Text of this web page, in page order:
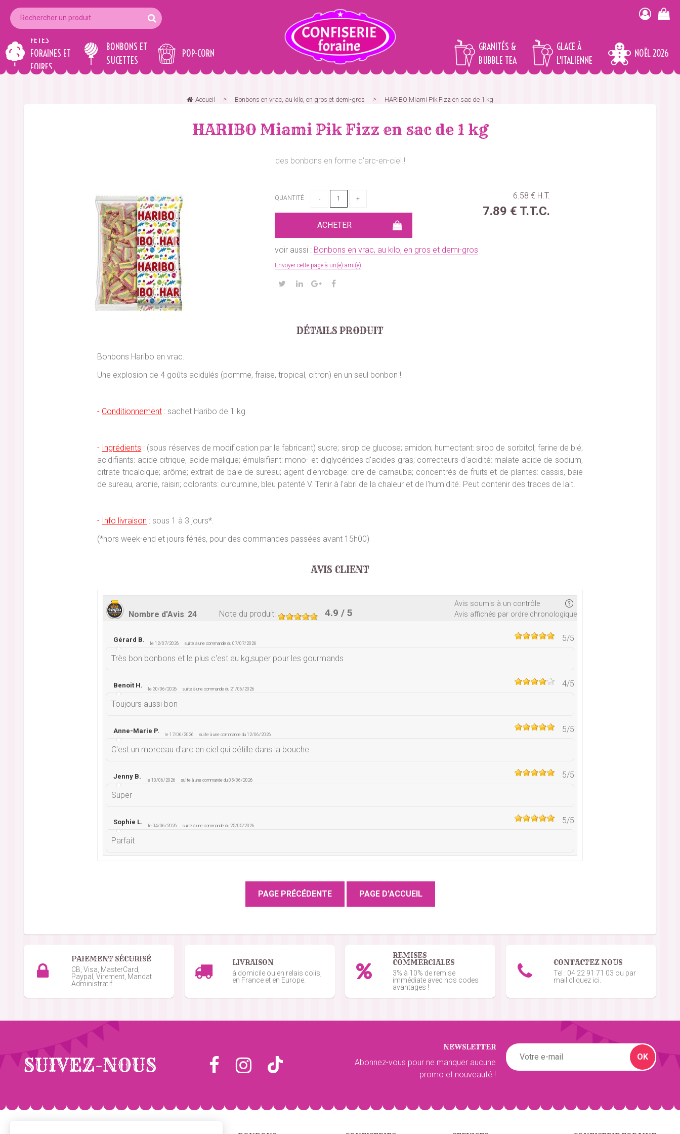
FÊTES
FORAINES ET
FOIRES
BONBONS ET
SUCETTES
POP-CORN
GRANITÉS &
BUBBLE TEA
GLACE À
L'ITALIENNE
NOËL 2026
Accueil Bonbons en vrac, au kilo, en gros et demi-gros HARIBO Miami Pik Fizz en sac de 1 kg
HARIBO Miami Pik Fizz en sac de 1 kg
des bonbons en forme d'arc-en-ciel !
6 .58 € H.T.
7.89 € T.T.C.
QUANTITÉ
voir aussi : Bonbons en vrac, au kilo, en gros et demi-gros
Envoyer cette page à un(e) ami(e)
DÉTAILS PRODUIT
Bonbons Haribo en vrac.
Une explosion de 4 goûts acidulés (pomme, fraise, tropical, citron) en un seul bonbon !
- Conditionnement : sachet Haribo de 1 kg
- Ingrédients : (sous réserves de modification par le fabricant) sucre; sirop de glucose; amidon; humectant: sirop de sorbitol; farine de blé;
acidifiants: acide citrique, acide malique; émulsifiant: mono- et diglycérides d'acides gras; correcteurs d'acidité: malate acide de sodium,
citrate tricalcique; arôme; extrait de baie de sureau; agent d'enrobage: cire de carnauba; concentrés de fruits et de plantes: cassis, baie
de sureau, aronie, raisin; colorants: curcumine, bleu patenté V. Tenir à l'abri de la chaleur et de l'humidité. Peut contenir des traces de lait.
- Info livraison : sous 1 à 3 jours*.
(*hors week-end et jours fériés, pour des commandes passées avant 15h00)
AVIS CLIENT
Avis soumis à un contrôle
Avis affichés par ordre chronologique
Nombre d'Avis: 24 Note du produit: 4.9 / 5
Gérard B. le 12/07/2026 suite à une commande du 07/07/2026
5/5
Très bon bonbons et le plus c'est au kg,super pour les gourmands
Benoit H. le 30/06/2026 suite à une commande du 21/06/2026
4/5
Toujours aussi bon
Anne-Marie P. le 17/06/2026 suite à une commande du 12/06/2026
5/5
C'est un morceau d'arc en ciel qui pétille dans la bouche.
Jenny B. le 10/06/2026 suite à une commande du 05/06/2026
5/5
Super
Sophie L. le 04/06/2026 suite à une commande du 25/05/2026
5/5
Parfait
Christiane D. suite à une commande du 24/03/2026
Toujours aussi piquant
Très bon
Super bien emballé et trop bon
PAIEMENT SÉCURISÉ
CB, Visa, MasterCard,
Paypal, Virement, Mandat
Administratif.
LIVRAISON
à domicile ou en relais colis,
en France et en Europe.
REMISES
COMMERCIALES
3% à 10% de remise
immédiate avec nos codes
avantages !
CONTACTEZ NOUS
Tel : 04 22 91 71 03 ou par
mail cliquez ici.
SUIVEZ-NOUS
NEWSLETTER
Abonnez-vous pour ne manquer aucune
promo et nouveauté !
OK